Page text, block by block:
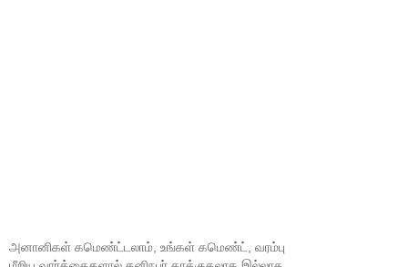
அனானிகள் கமெண்ட்டலாம், உங்கள் கமெண்ட், வரம்பு